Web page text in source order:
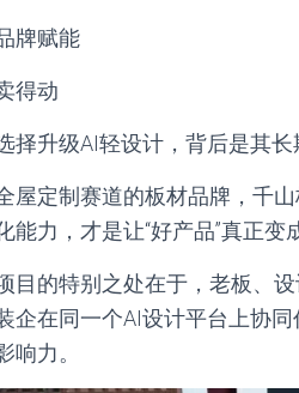
牌赋能
得动
择升级AI轻设计，背后是其长
屋定制赛道的板材品牌，千
力，才是让“好产品”真正变
目的特别之处在于，老板、
企在同一个AI设计平台上协
响力。